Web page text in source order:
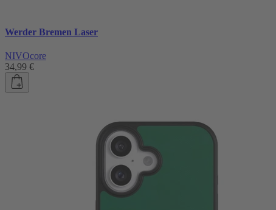
Werder Bremen Laser
NIVOcore
34,99 €